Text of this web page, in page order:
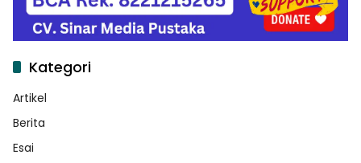
Kategori
Artikel
Berita
Esai